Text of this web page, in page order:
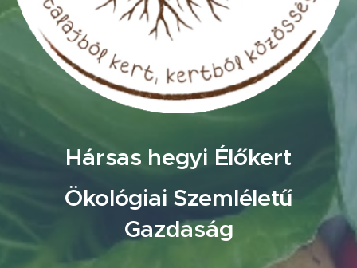
Hársas hegyi Élőkert
Ökológiai Szemléletű
Gazdaság